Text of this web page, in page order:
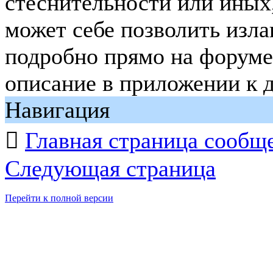
может себе позволить
подробно прямо на
описание в приложении к
Навигация
 Главная страница
Следующая страница
Перейти к полной версии